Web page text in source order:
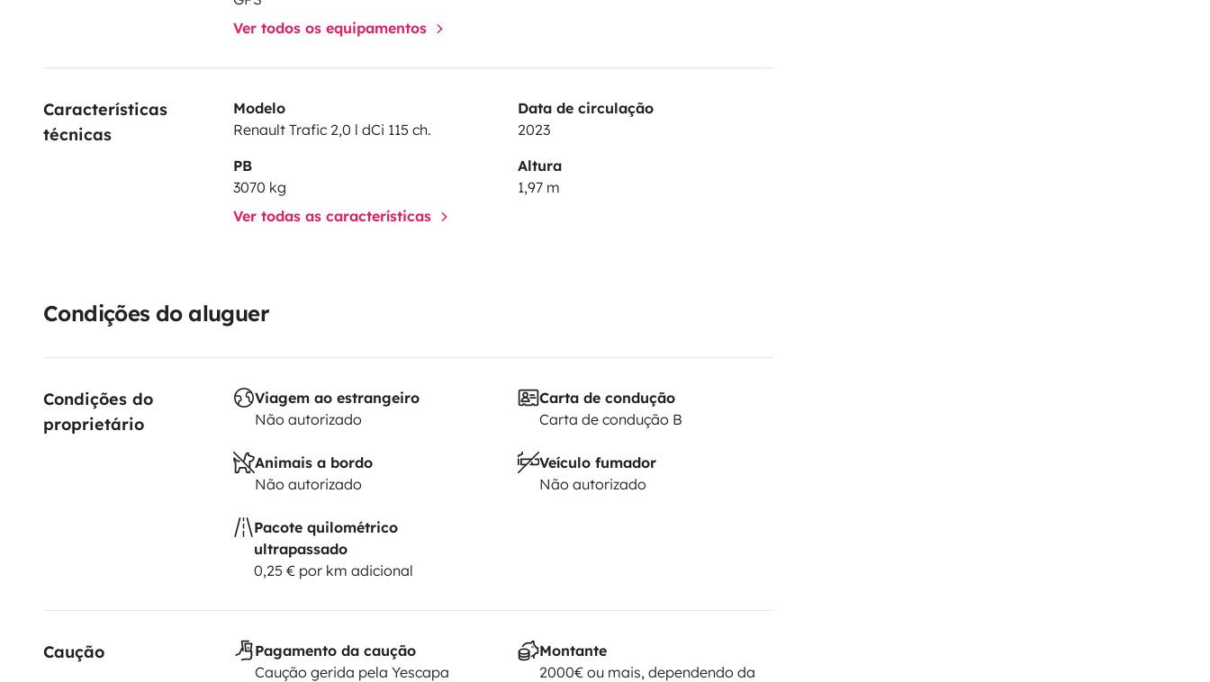
Ver todos os equipamentos
Características
técnicas
Modelo
Renault Trafic 2,0 l dCi 115 ch.
Data de circulação
2023
PB
3070 kg
Altura
1,97 m
Ver todas as características
Condições do aluguer
Condições do
proprietário
Viagem ao estrangeiro
Não autorizado
Carta de condução
Carta de condução B
Animais a bordo
Não autorizado
Veículo fumador
Não autorizado
Pacote quilométrico
ultrapassado
0,25 € por km adicional
Caução
Pagamento da caução
Caução gerida pela Yescapa
Montante
2000€ ou mais, dependendo da